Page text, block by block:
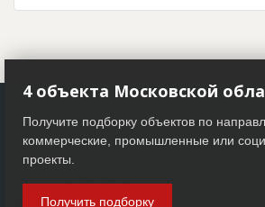
4 объекта Московской
Получите подборку объектов по
коммерческие, промышленные или
проекты.
Получить подборку